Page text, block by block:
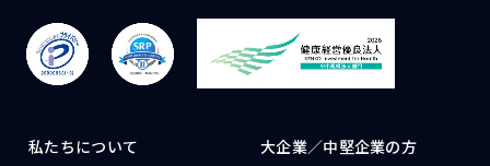
私たちについて 大企業／中堅企業の方